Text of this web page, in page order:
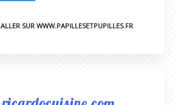
ALLER SUR WWW.PAPILLESETPUPILLES.FR